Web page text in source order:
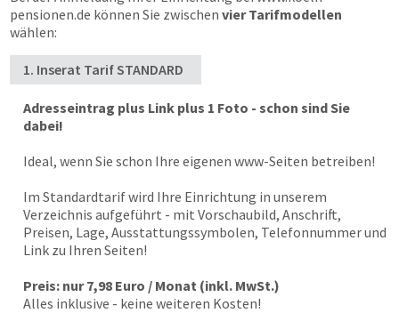
pensionen.de können Sie zwischen vier Tarifmodellen
wählen:
1. Inserat Tarif STANDARD
Adresseintrag plus Link plus 1 Foto - schon sind Sie
dabei!
Ideal, wenn Sie schon Ihre eigenen www-Seiten betreiben!
Im Standardtarif wird Ihre Einrichtung in unserem
Verzeichnis aufgeführt - mit Vorschaubild, Anschrift,
Preisen, Lage, Ausstattungssymbolen, Telefonnummer und
Link zu Ihren Seiten!
Preis: nur 7,98 Euro / Monat (inkl. MwSt.)
Alles inklusive - keine weiteren Kosten!